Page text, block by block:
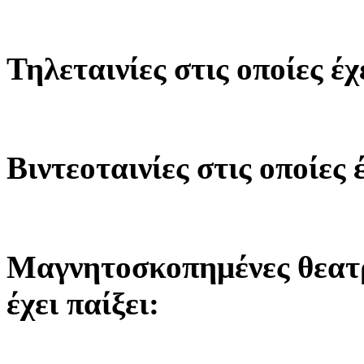
Τηλεταινίες στις οποίες
Βιντεοταινίες στις οποίες
Μαγνητοσκοπημένες
έχει παίξει: